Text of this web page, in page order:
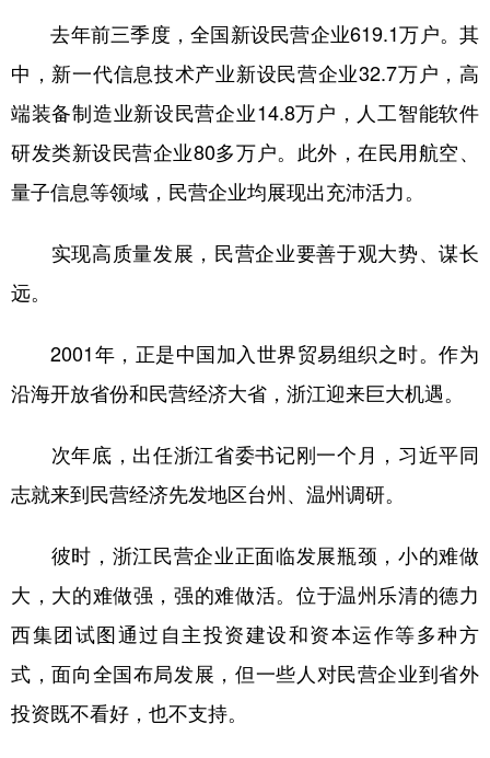
去年前三季度，全国新设民营企业619.1万户。其
中，新一代信息技术产业新设民营企业32.7万户，高
端装备制造业新设民营企业14.8万户，人工智能软件
研发类新设民营企业80多万户。此外，在民用航空、
量子信息等领域，民营企业均展现出充沛活力。
实现高质量发展，民营企业要善于观大势、谋长
远。
2001年，正是中国加入世界贸易组织之时。作为
沿海开放省份和民营经济大省，浙江迎来巨大机遇。
次年底，出任浙江省委书记刚一个月，习近平同
志就来到民营经济先发地区台州、温州调研。
彼时，浙江民营企业正面临发展瓶颈，小的难做
大，大的难做强，强的难做活。位于温州乐清的德力
西集团试图通过自主投资建设和资本运作等多种方
式，面向全国布局发展，但一些人对民营企业到省外
投资既不看好，也不支持。